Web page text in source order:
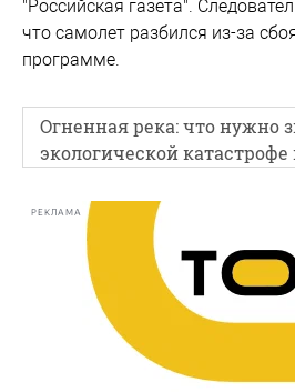
"Российская газета".
что самолет разбился из-за
программе.
Огненная река: что нужно
экологической
РЕКЛАМА